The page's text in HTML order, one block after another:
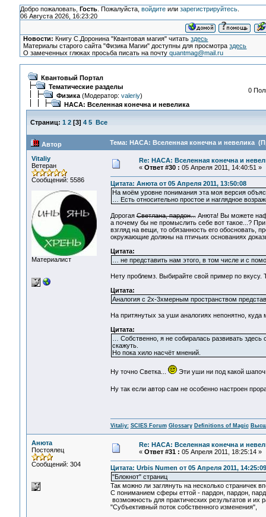
Добро пожаловать, Гость. Пожалуйста, войдитеили зарегистрируйтесь.
06 Августа 2026, 16:23:20
Новости: Книгу С.Доронина "Квантовая магия" читатьздесь
Материалы старого сайта "Физика Магии" доступны для просмотраздесь
О замеченных глюках просьба писать на почтуquantmag@mail.ru
Квантовый Портал
Тематические разделы
Физика(Модератор: valeriy)
НАСА: Вселенная конечна и невелика
0
Страниц: 1 2[3] 4 5 Все
Автор Тема: НАСА: Вселенная конечна и невелика
Vitaliy
Ветеран
Сообщений: 5586
Материалист
Re: НАСА: Вселенная конечна и
« Ответ #30 : 05 Апреля 2011, 14:40:51 »
Цитата: Анюта от 05 Апреля 2011, 13:50:08
На моём уровне понимания эта моя версия
… Есть относительно простое и наглядное
ДорогаяСветлана, пардон...Анюта! Вы можете
а почему бы не промыслить себе вот такое...?
взгляд на вещи, то обязанность его обосновать,
окружающие должны на птичьих основаниях
Цитата:
… не представить нам этого, в том числе и с
Нету проблемз. Выбирайте свой пример по вкусу.
Цитата:
Аналогия с 2х-3хмерным пространством
На притянутых за уши аналогиях непонятно, куда
Цитата:
… Собственно, я не собиралась развивать
скажуть.
Но пока хило насчёт мнений.
Ну точно Светка... Эти уши ни под какой
Ну так если автор сам не особенно настроен
Vitaliy: SCIES Forum Glossary Definitions of Magic
Анюта
Постоялец
Сообщений: 304
Re: НАСА: Вселенная конечна и
« Ответ #31 : 05 Апреля 2011, 18:25:14 »
Цитата: Urbis Numen от 05 Апреля 2011, 14:25:09
"Блокнот" страниц
Так можно ли заглянуть на несколько страничек
С пониманием сферы еттой - пардон, пардон,
возможность для практических результатов и их
"Субъективный поток собственного изменения",